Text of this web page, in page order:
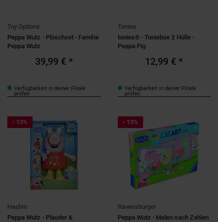
Toy Options
Peppa Wutz - Plüschset - Familie
Peppa Wutz
39,99 € *
Verfügbarkeit in deiner Filiale
prüfen
Tonies
tonies® - Toniebox 2 Hülle -
Peppa Pig
12,99 € *
Verfügbarkeit in deiner Filiale
prüfen
- 13%
Hasbro
Peppa Wutz - Plauder &
- 13%
Ravensburger
Peppa Wutz - Malen nach Zahlen